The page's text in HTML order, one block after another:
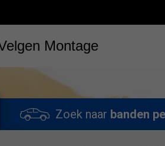
Montage
Zoek naar banden